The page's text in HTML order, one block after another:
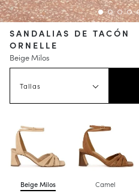
SANDALIAS DE TACÓN
ORNELLE
Beige Milos
Tallas
Beige Milos Camel